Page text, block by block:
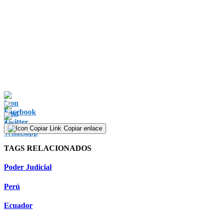
Copiar enlace
TAGS RELACIONADOS
Poder Judicial
Perú
Ecuador